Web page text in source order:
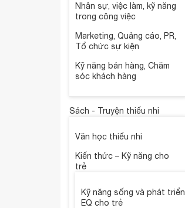
Nhân sự, việc làm, kỹ năng
trong công việc
Marketing, Quảng cáo, PR,
Tổ chức sự kiện
Kỹ năng bán hàng, Chăm
sóc khách hàng
Sách - Truyện thiếu nhi
Văn học thiếu nhi
Kiến thức – Kỹ năng cho
trẻ
Kỹ năng sống và phát triển
EQ cho trẻ